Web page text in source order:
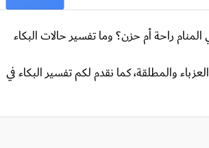
راحة أم حزن؟ وما تفسير حالات البكاء
والمطلقة، كما نقدم لكم تفسير البكاء في